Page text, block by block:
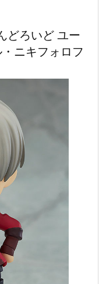
どろいど ユー
ニキフォロフ